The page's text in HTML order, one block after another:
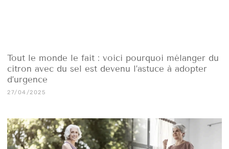
Tout le monde le fait : voici pourquoi mélanger du
citron avec du sel est devenu l’astuce à adopter
d’urgence
27/04/2025